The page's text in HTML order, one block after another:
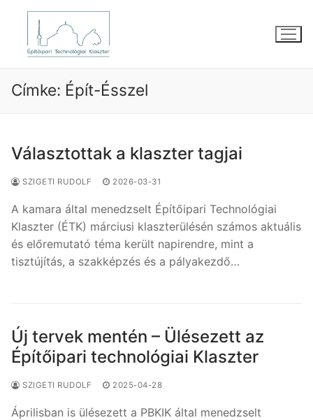
Ugrás
tartalomra
Címke: Épít-Ésszel
Választottak a klaszter tagjai
SZIGETI RUDOLF 2026-03-31
A kamara által menedzselt Építőipari Technológiai
Klaszter (ÉTK) márciusi klaszterülésén számos aktuális
és előremutató téma került napirendre, mint a
tisztújítás, a szakképzés és a pályakezdő…
Új tervek mentén – Ülésezett az
Építőipari technológiai Klaszter
SZIGETI RUDOLF 2025-04-28
Áprilisban is ülésezett a PBKIK által menedzselt